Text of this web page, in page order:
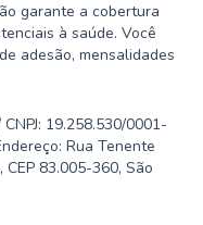
garante a cobertura
à saúde. Você
adesão, mensalidades
CNPJ: 19.258.530/0001-
Rua Tenente
83.005-360, São